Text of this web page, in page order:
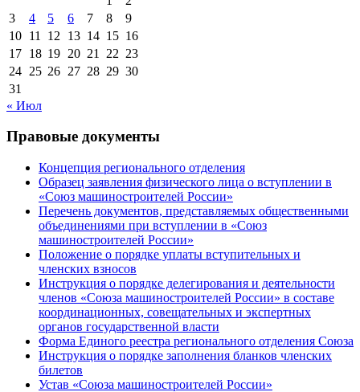
3
4 5 6 7 8
9
10 11 12 13 14 15 16
17 18 19 20 21 22 23
24 25 26 27 28 29 30
31
« Июл
Правовые документы
Концепция регионального отделения
Образец заявления физического лица о вступлении в
«Союз машиностроителей России»
Перечень документов, представляемых общественными
объединениями при вступлении в «Союз
машиностроителей России»
Положение о порядке уплаты вступительных и
членских взносов
Инструкция о порядке делегирования и деятельности
членов «Союза машиностроителей России» в составе
координационных, совещательных и экспертных
органов государственной власти
Форма Единого реестра регионального отделения Союза
Инструкция о порядке заполнения бланков членских
билетов
Устав «Союза машиностроителей России»